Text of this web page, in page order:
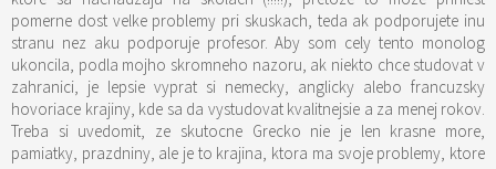
pomerne dost velke problemy pri skuskach, teda ak podporujete inu
stranu nez aku podporuje profesor. Aby som cely tento monolog
ukoncila, podla mojho skromneho nazoru, ak niekto chce studovat v
zahranici, je lepsie vyprat si nemecky, anglicky alebo francuzsky
hovoriace krajiny, kde sa da vystudovat kvalitnejsie a za menej rokov.
Treba si uvedomit, ze skutocne Grecko nie je len krasne more,
pamiatky, prazdniny, ale je to krajina, ktora ma svoje problemy, ktore